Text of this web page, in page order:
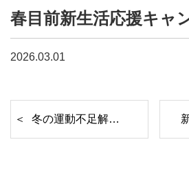
春目前新生活応援キャ
2026.03.01
冬の運動不足解消キャンペーン2026